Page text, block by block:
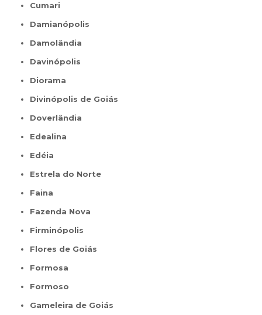
Cumari
Damianópolis
Damolândia
Davinópolis
Diorama
Divinópolis de Goiás
Doverlândia
Edealina
Edéia
Estrela do Norte
Faina
Fazenda Nova
Firminópolis
Flores de Goiás
Formosa
Formoso
Gameleira de Goiás